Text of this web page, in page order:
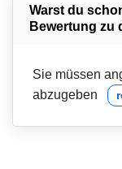
Warst du
Bewertung zu
Sie müssen
abzugeben